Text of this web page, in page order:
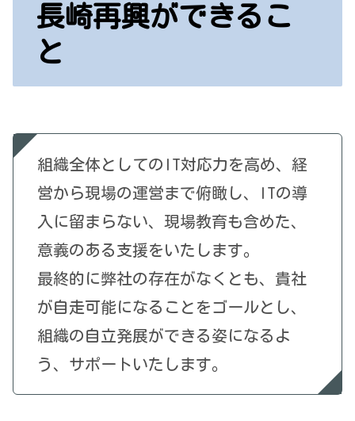
長崎再興ができるこ
と
組織全体としてのIT対応力を高め、経
営から現場の運営まで俯瞰し、ITの導
入に留まらない、現場教育も含めた、
意義のある支援をいたします。
最終的に弊社の存在がなくとも、貴社
が自走可能になることをゴールとし、
組織の自立発展ができる姿になるよ
う、サポートいたします。